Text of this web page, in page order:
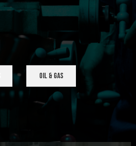
Oil & Gas